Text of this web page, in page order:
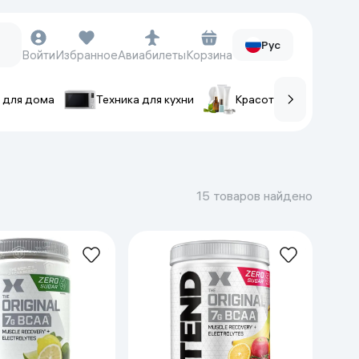
Фитнес-браслеты
Ремешки для часов
Фотоаппараты и видеокамеры
Экшен-камеры
ВойтиИзбранноеАвиабилетыКорзина
Рус
для дома Техника для кухни Красота и уход
15 товаров найдено